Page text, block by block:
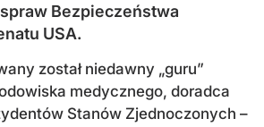
Bezpieczeństwa
USA.
został niedawny „guru”
medycznego, doradca
Stanów Zjednoczonych –